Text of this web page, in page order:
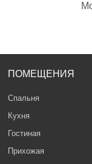
ПОМЕЩЕНИЯ
Спальня
Кухня
Гостиная
Прихожая